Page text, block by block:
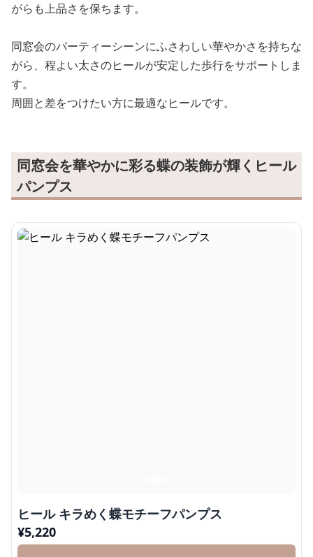
がらも上品さを保ちます。
同窓会のパーティーシーンにふさわしい華やかさを持ちな
がら、程よい太さのヒールが安定した歩行をサポートしま
す。
周囲と差をつけたい方に最適なヒールです。
同窓会を華やかに彩る蝶の装飾が輝くヒール
パンプス
ヒール キラめく蝶モチーフパンプス
¥5,220